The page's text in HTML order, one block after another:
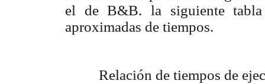
el de B&B. la siguiente tabla
aproximadas de tiempos.
Relación de tiempos de